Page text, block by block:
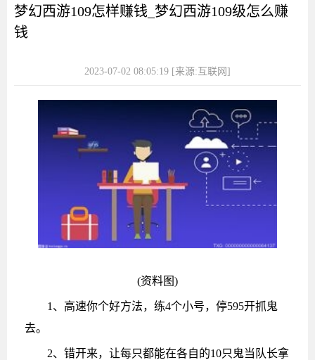
梦幻西游109怎样赚钱_梦幻西游109级怎么赚
钱
2023-07-02 08:05:19 [来源:互联网]
(资料图)
1、高速你个好方法，练4个小号，停595开抓鬼
去。
2、错开来，让每只都能在各自的10只鬼当队长拿